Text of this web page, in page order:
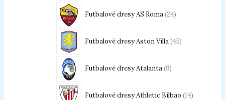
Futbalové dresy AS Roma 24
Futbalové dresy Aston Villa 45
Futbalové dresy Atalanta 9
Futbalové dresy Athletic Bilbao 14